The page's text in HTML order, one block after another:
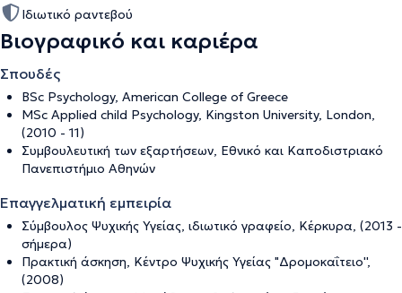
Ιδιωτικό ραντεβού
Βιογραφικό και καριέρα
Σπουδές
BSc Psychology, American College of Greece
MSc Applied child Psychology, Kingston University, London,
(2010 - 11)
Συμβουλευτική των εξαρτήσεων, Εθνικό και Καποδιστριακό
Πανεπιστήμιο Αθηνών
Επαγγελματική εμπειρία
Σύμβουλος Ψυχικής Υγείας, ιδιωτικό γραφείο, Κέρκυρα, (2013 -
σήμερα)
Πρακτική άσκηση, Κέντρο Ψυχικής Υγείας "Δρομοκαΐτειο'',
(2008)